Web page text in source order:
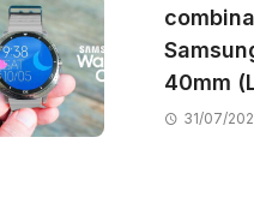
40mm
31/07/